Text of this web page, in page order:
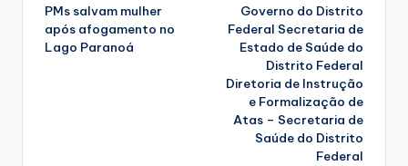
navigation
PMs salvam mulher
após afogamento no
Lago Paranoá
Governo do Distrito
Federal Secretaria de
Estado de Saúde do
Distrito Federal
Diretoria de Instrução
e Formalização de
Atas – Secretaria de
Saúde do Distrito
Federal